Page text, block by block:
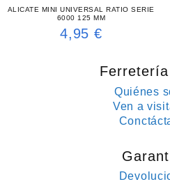
ALICATE MINI UNIVERSAL RATIO SERIE
6000 125 MM
4,95 €
Quiénes
Ven a